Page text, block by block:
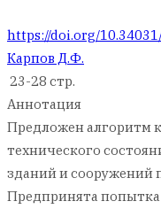
https://doi.org/
Карпов Д.Ф.
23-28 стр.
Аннотация
Предложен алгоритм
технического
зданий и сооружений
Предпринята попытка